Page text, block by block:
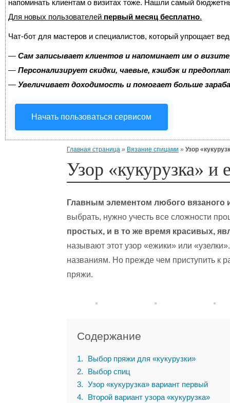
напоминать клиентам о визитах тоже. Нашли самый
Для новых пользователей первый месяц бесплатно.
Чат-бот для мастеров и специалистов, который упрощает
— Сам записывает клиентов и напоминает им о
— Персонализирует скидки, чаевые, кэшбэк и
— Увеличивает доходимость и помогает больше
Начать пользоваться сервисом
Главная страница » Вязание спицами » Узор
Узор «кукурузка» и
Главным элементом любого вязаного
выбрать, нужно учесть все сложности
простых, и в то же время красивых,
называют этот узор «ежики» или
названиям. Но прежде чем приступить к
пряжи.
Содержание
1
Выбор пряжи для «кукурузки»
2
Выбор спиц
3
Узор «кукурузка» вариант первый
4
Второй вариант узора «кукурузка»